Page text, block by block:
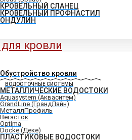
КРОВЕЛЬНЫЙ СЛАНЕЦ
КРОВЕЛЬНЫЙ ПРОФНАСТИЛ
ОНДУЛИН
кровли
Обустройство кровли
ВОДОСТОЧНЫЕ СИСТЕМЫ
МЕТАЛЛИЧЕСКИЕ ВОДОСТОКИ
Aquasystem (Акваситем)
GrandLine (ГрандЛайн)
МеталлПрофиль
Вегасток
Optima
Docke (Деке)
ПЛАСТИКОВЫЕ ВОДОСТОКИ